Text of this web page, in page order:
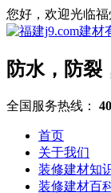
您好，欢迎光临福
防水，防裂
全国服务热线：
首页
关于我们
装修建材知
装修建材百